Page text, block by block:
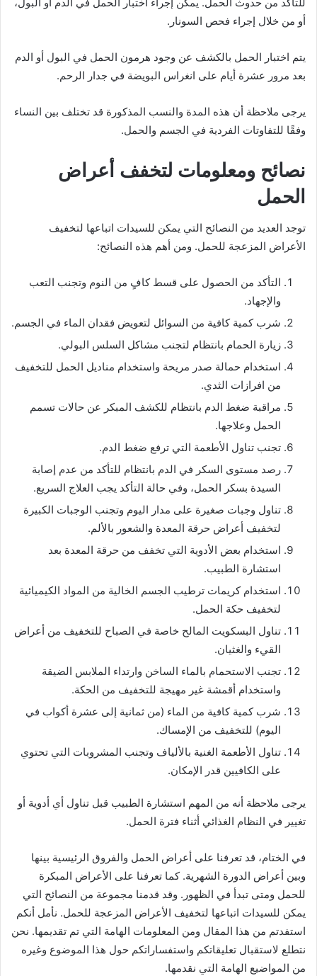
أو من خلال إجراء فحص السونار.
يتم اختبار الحمل بالكشف عن وجود هرمون الحمل في البول أو الدم
بعد مرور عشرة أيام على انغراس البويضة في جدار الرحم.
يرجى ملاحظة أن هذه المدة والنسب المذكورة قد تختلف بين النساء
وفقًا للتفاوتات الفردية في الجسم والحمل.
نصائح ومعلومات لتخفف أعراض
الحمل
توجد العديد من النصائح التي يمكن للسيدات اتباعها لتخفيف
الأعراض المزعجة للحمل. ومن أهم هذه النصائح:
التأكد من الحصول على قسط كافٍ من النوم وتجنب التعب
والإجهاد.
شرب كمية كافية من السوائل لتعويض فقدان الماء في الجسم.
زيارة الحمام بانتظام لتجنب مشاكل السلس البولي.
استخدام حمالة صدر مريحة واستخدام مناديل الحمل للتخفيف
من افرازات الثدي.
مراقبة ضغط الدم بانتظام للكشف المبكر عن حالات تسمم
الحمل وعلاجها.
تجنب تناول الأطعمة التي ترفع ضغط الدم.
رصد مستوى السكر في الدم بانتظام للتأكد من عدم إصابة
السيدة بسكر الحمل، وفي حالة التأكد يجب العلاج السريع.
تناول وجبات صغيرة على مدار اليوم وتجنب الوجبات الكبيرة
لتخفيف أعراض حرقة المعدة والشعور بالألم.
استخدام بعض الأدوية التي تخفف من حرقة المعدة بعد
استشارة الطبيب.
استخدام كريمات ترطيب الجسم الخالية من المواد الكيميائية
لتخفيف حكة الحمل.
تناول البسكويت المالح خاصة في الصباح للتخفيف من أعراض
القيء والغثيان.
تجنب الاستحمام بالماء الساخن وارتداء الملابس الضيقة
واستخدام أقمشة غير مهيجة للتخفيف من الحكة.
شرب كمية كافية من الماء (من ثمانية إلى عشرة أكواب في
اليوم) للتخفيف من الإمساك.
تناول الأطعمة الغنية بالألياف وتجنب المشروبات التي تحتوي
على الكافيين قدر الإمكان.
يرجى ملاحظة أنه من المهم استشارة الطبيب قبل تناول أي أدوية أو
تغيير في النظام الغذائي أثناء فترة الحمل.
في الختام، قد تعرفنا على أعراض الحمل والفروق الرئيسية بينها
وبين أعراض الدورة الشهرية. كما تعرفنا على الأعراض المبكرة
للحمل ومتى تبدأ في الظهور. وقد قدمنا مجموعة من النصائح التي
يمكن للسيدات اتباعها لتخفيف الأعراض المزعجة للحمل. نأمل أنكم
استفدتم من هذا المقال ومن المعلومات الهامة التي تم تقديمها. نحن
نتطلع لاستقبال تعليقاتكم واستفساراتكم حول هذا الموضوع وغيره
من المواضيع الهامة التي نقدمها.